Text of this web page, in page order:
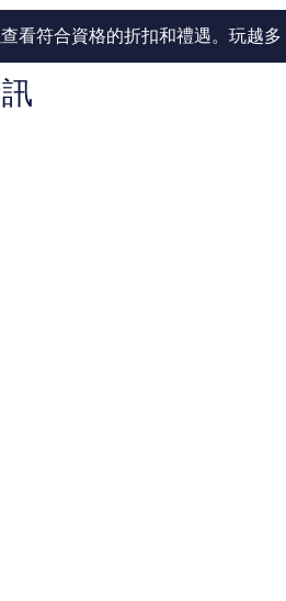
評
論
看符合資格的折扣和禮遇。玩越多